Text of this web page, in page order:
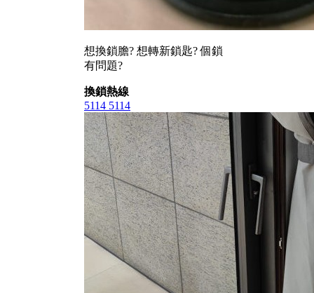
想換鎖膽? 想轉新鎖匙? 個鎖
有問題?
換鎖熱線
5114 5114